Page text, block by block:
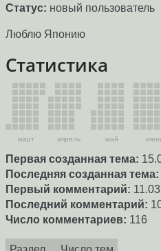
Статус: новый пользователь
Люблю Японию
Статистика
март апрель май
Первая созданная тема:
Последняя созданная тема:
Первый комментарий:
Последний комментарий:
Число комментариев: 116